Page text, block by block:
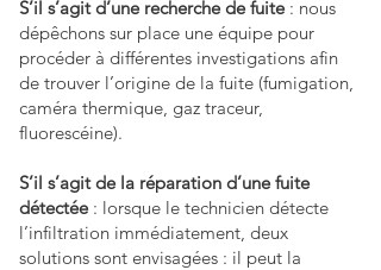
S’il s’agit d’une recherche de fuite : nous
dépêchons sur place une équipe pour
procéder à différentes investigations afin
de trouver l’origine de la fuite (fumigation,
caméra thermique, gaz traceur,
fluorescéine).
S’il s’agit de la réparation d’une fuite
détectée: lorsque le technicien détecte
l’infiltration immédiatement, deux
solutions sont envisagées : il peut la